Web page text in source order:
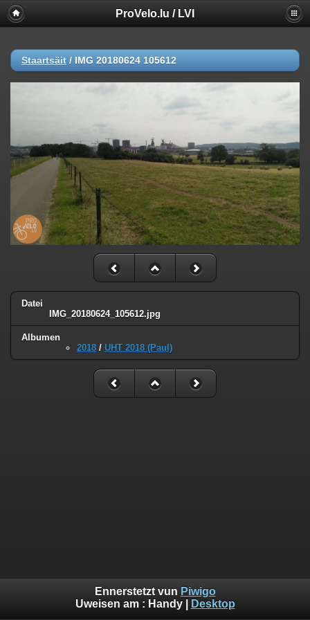
ProVelo.lu / LVI
Staartsäit / IMG 20180624 105612
Datei
IMG_20180624_105612.jpg
Albumen
2018 / UHT 2018 (Paul)
Ennerstetzt vun Piwigo
Uweisen am : Handy| Desktop